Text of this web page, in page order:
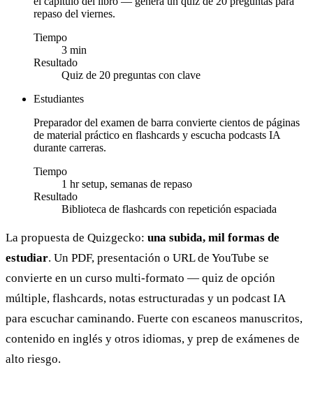
repaso del viernes.
Tiempo
3 min
Resultado
Quiz de 20 preguntas con clave
Estudiantes
Preparador del examen de barra convierte cientos de páginas
de material práctico en flashcards y escucha podcasts IA
durante carreras.
Tiempo
1 hr setup, semanas de repaso
Resultado
Biblioteca de flashcards con repetición espaciada
La propuesta de Quizgecko: una subida, mil formas de
estudiar. Un PDF, presentación o URL de YouTube se
convierte en un curso multi-formato — quiz de opción
múltiple, flashcards, notas estructuradas y un podcast IA
para escuchar caminando. Fuerte con escaneos manuscritos,
contenido en inglés y otros idiomas, y prep de exámenes de
alto riesgo.